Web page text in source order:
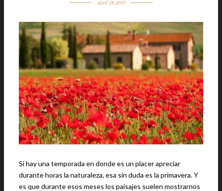
abril 28, 2017
Si hay una temporada en donde es un placer apreciar
durante horas la naturaleza, esa sin duda es la primavera. Y
es que durante esos meses los paisajes suelen mostrarnos